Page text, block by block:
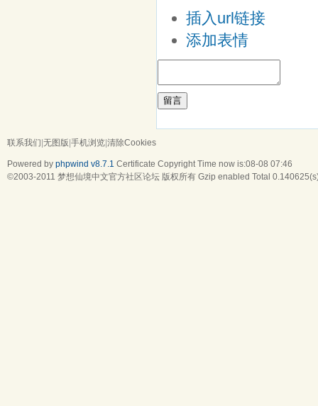
插入url链接
添加表情
留言
联系我们|无图版|手机浏览|清除Cookies
Powered by phpwind v8.7.1 Certificate Copyright Time now is:08-08 07:46
©2003-2011 梦想仙境中文官方社区论坛 版权所有 Gzip enabled Total